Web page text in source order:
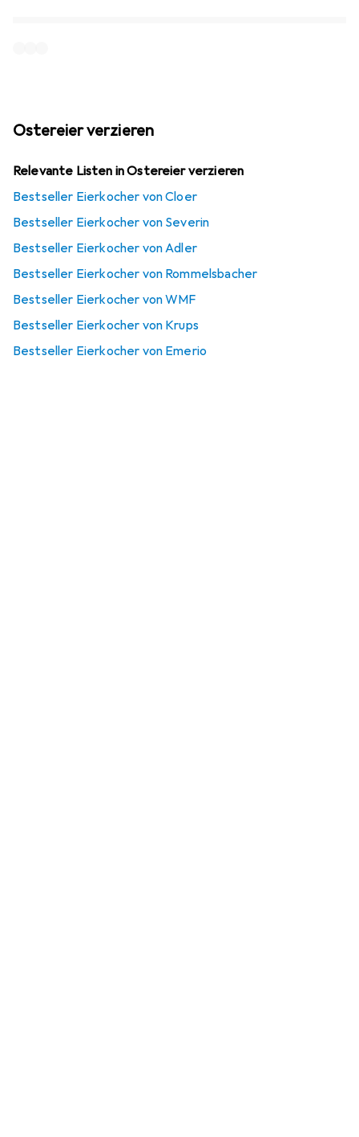
Ostereier verzieren
Relevante Listen in Ostereier verzieren
Bestseller Eierkocher von Cloer
Bestseller Eierkocher von Severin
Bestseller Eierkocher von Adler
Bestseller Eierkocher von Rommelsbacher
Bestseller Eierkocher von WMF
Bestseller Eierkocher von Krups
Bestseller Eierkocher von Emerio